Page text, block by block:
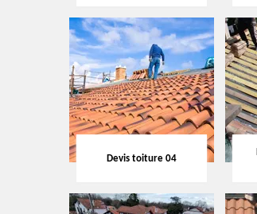
Devis toiture 04